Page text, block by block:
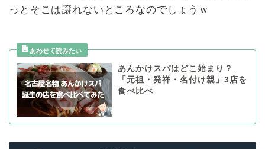
っとそこは譲れないところなのでしょうｗ
あんかけスパはどこ始まり？
「元祖・発祥・名付け親」3店を
食べ比べ